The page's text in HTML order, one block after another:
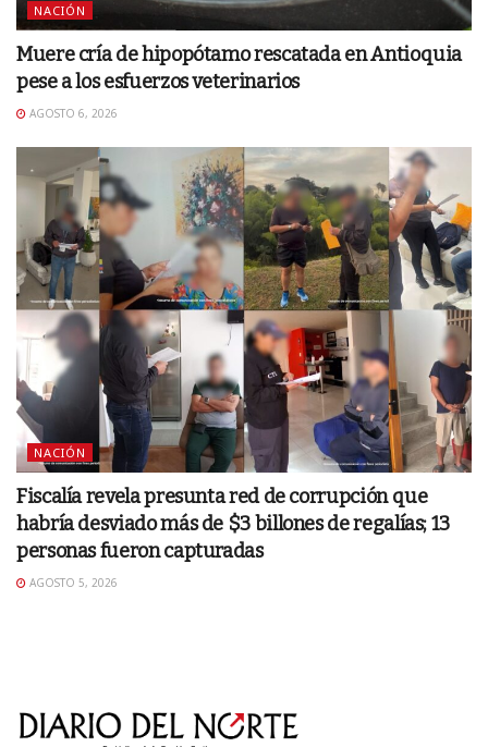
NACIÓN
Muere cría de hipopótamo rescatada en Antioquia
pese a los esfuerzos veterinarios
AGOSTO 6, 2026
NACIÓN
Fiscalía revela presunta red de corrupción que
habría desviado más de $3 billones de regalías; 13
personas fueron capturadas
AGOSTO 5, 2026